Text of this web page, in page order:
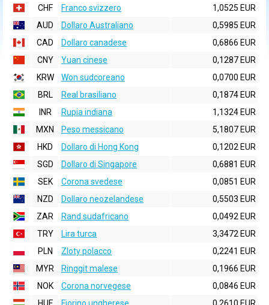
CHF
Franco svizzero
1,0525 EUR
AUD
Dollaro Australiano
0,5985 EUR
CAD
Dollaro canadese
0,6866 EUR
CNY
Yuan cinese
0,1287 EUR
KRW
Won sudcoreano
0,0700 EUR
BRL
Real brasiliano
0,1874 EUR
INR
Rupia indiana
1,1324 EUR
MXN
Peso messicano
5,1807 EUR
HKD
Dollaro di Hong Kong
0,1202 EUR
SGD
Dollaro di Singapore
0,6881 EUR
SEK
Corona svedese
0,0851 EUR
NZD
Dollaro neozelandese
0,5503 EUR
ZAR
Rand sudafricano
0,0492 EUR
TRY
Lira turca
3,3472 EUR
PLN
Zloty polacco
0,2241 EUR
MYR
Ringgit malese
0,1966 EUR
NOK
Corona norvegese
0,0846 EUR